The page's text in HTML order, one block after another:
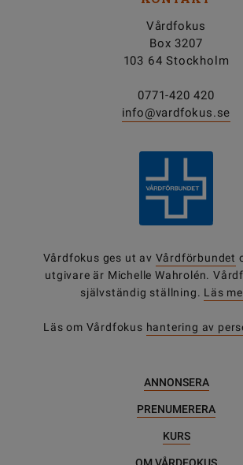
Vårdfokus
Box 3207
103 64 Stockholm
0771-420 420
info@vardfokus.se
Vårdfokus ges ut av Vårdförbundet
utgivare är Michelle Wahrolén.
självständig ställning. Läs
Läs om Vårdfokus hantering av
ANNONSERA
PRENUMERERA
KURS